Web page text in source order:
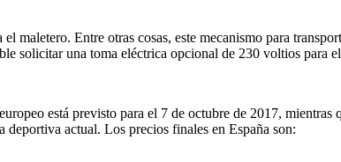
maletero. Entre otras cosas, este mecanismo para
solicitar una toma eléctrica opcional de 230 voltios para
está previsto para el 7 de octubre de 2017,
actual. Los precios finales en España son: